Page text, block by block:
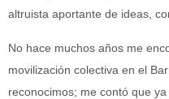
altruista aportante de ideas,
No hace muchos años me
movilización colectiva en el
reconocimos; me contó que